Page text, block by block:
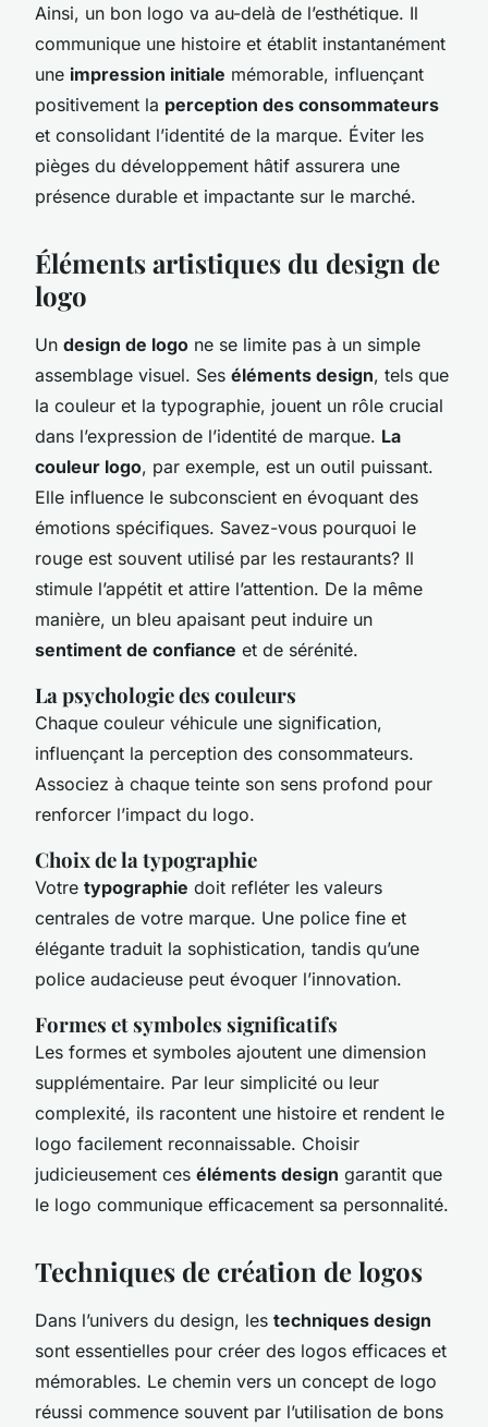
Ainsi, un bon logo va au-delà de l’esthétique. Il
communique une histoire et établit instantanément
une impression initiale mémorable, influençant
positivement la perception des consommateurs
et consolidant l’identité de la marque. Éviter les
pièges du développement hâtif assurera une
présence durable et impactante sur le marché.
Éléments artistiques du design de
logo
Un design de logo ne se limite pas à un simple
assemblage visuel. Ses éléments design, tels que
la couleur et la typographie, jouent un rôle crucial
dans l’expression de l’identité de marque. La
couleur logo, par exemple, est un outil puissant.
Elle influence le subconscient en évoquant des
émotions spécifiques. Savez-vous pourquoi le
rouge est souvent utilisé par les restaurants? Il
stimule l’appétit et attire l’attention. De la même
manière, un bleu apaisant peut induire un
sentiment de confiance et de sérénité.
La psychologie des couleurs
Chaque couleur véhicule une signification,
influençant la perception des consommateurs.
Associez à chaque teinte son sens profond pour
renforcer l’impact du logo.
Choix de la typographie
Votre typographie doit refléter les valeurs
centrales de votre marque. Une police fine et
élégante traduit la sophistication, tandis qu’une
police audacieuse peut évoquer l’innovation.
Formes et symboles significatifs
Les formes et symboles ajoutent une dimension
supplémentaire. Par leur simplicité ou leur
complexité, ils racontent une histoire et rendent le
logo facilement reconnaissable. Choisir
judicieusement ces éléments design garantit que
le logo communique efficacement sa personnalité.
Techniques de création de logos
Dans l’univers du design, les techniques design
sont essentielles pour créer des logos efficaces et
mémorables. Le chemin vers un concept de logo
réussi commence souvent par l’utilisation de bons